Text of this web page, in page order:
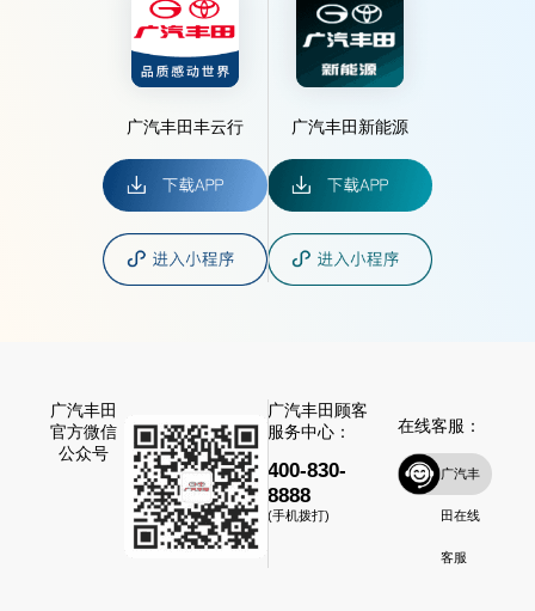
广汽丰田丰云行 广汽丰田新能源
广汽丰田
官方微信
公众号
广汽丰田顾客
服务中心：
400-830-
8888
(手机拨打)
在线客服：
广汽丰
田在线
客服